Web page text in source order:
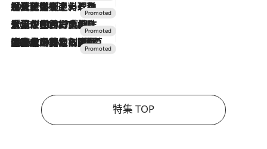
2026.7.24
【夏限定ディナーコース】旬を迎える稚鮎や花ズッキーニなどをイタリア・トスカーナの郷土料理の手法で満喫！
2026.7.17
「土佐和ハーブかき氷」がOMO7高知に登場！生姜、山椒、大葉など目にも舌にも涼を呼ぶ郷土の味
2026.7.10
NEW OPEN！【界 草津】名湯の地に誕生。趣の異なる2種の温泉と上州ならではの会席・蕎麦割烹など美食を味わう究極の癒やし旅
特集 TOP